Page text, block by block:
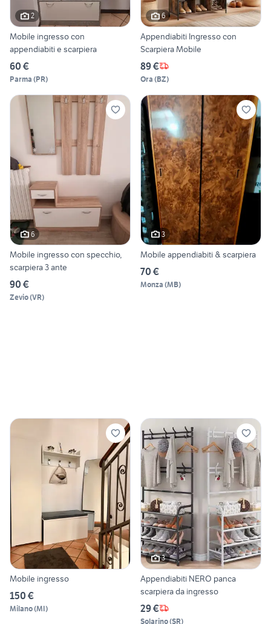
2
Mobile ingresso con
appendiabiti e scarpiera
60 €
Parma (PR)
6
Appendiabiti Ingresso con
Scarpiera Mobile
89 €
Ora (BZ)
6
Mobile ingresso con specchio,
scarpiera 3 ante
90 €
Zevio(VR)
3
Mobile appendiabiti & scarpiera
70 €
Monza (MB)
Mobile ingresso
150 €
Milano(MI)
3
Appendiabiti NERO panca
scarpiera da ingresso
29 €
Solarino(SR)